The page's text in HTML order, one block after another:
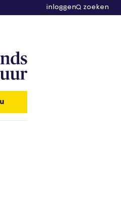
inloggen zoeken